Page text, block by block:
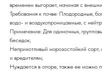
временем выгорает, начиная с
Требования к почве: Плодородные,
водо- и воздухопроницаемые, с
Примечание: Для одиночных,
беседок;
Неприхотливый морозостойкий
и вредителям;
Нуждается в опоре, также ее можно